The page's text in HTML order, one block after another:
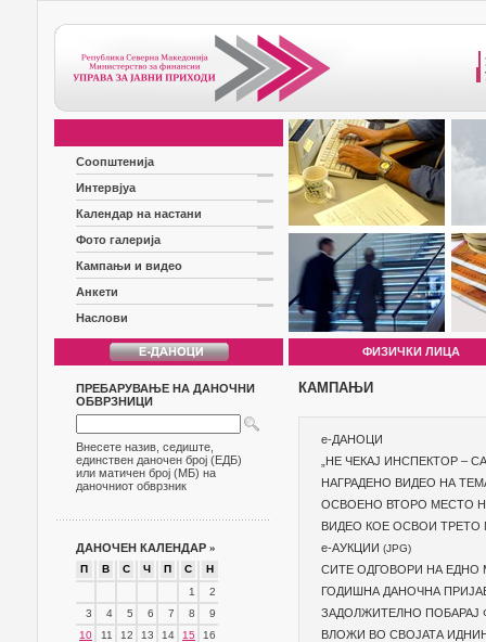
Соопштенија
Интервјуа
Календар на настани
Фото галерија
Кампањи и видео
Анкети
Наслови
ФИЗИЧКИ ЛИЦА
ПРЕБАРУВАЊЕ НА ДАНОЧНИ
ОБВРЗНИЦИ
Внесете назив, седиште,
единствен даночен број (ЕДБ)
или матичен број (МБ) на
даночниот обврзник
ДАНОЧЕН КАЛЕНДАР »
П В С Ч П С
Н
1
2
3
4 5 6 7 8
9
10
11 12 13 14 15
16
КАМПАЊИ
е-ДАНОЦИ
„НЕ ЧЕКАЈ ИНСПЕКТОР –
НАГРАДЕНО ВИДЕО НА
ОСВОЕНО ВТОРО МЕСТО
ВИДЕO КОЕ ОСВОИ ТРЕТО
e-АУКЦИИ (JPG)
СИТЕ ОДГОВОРИ НА ЕДНО
ГОДИШНА ДАНОЧНА
ЗАДОЛЖИТЕЛНО ПОБАРАЈ
ВЛОЖИ ВО СВОЈАТА